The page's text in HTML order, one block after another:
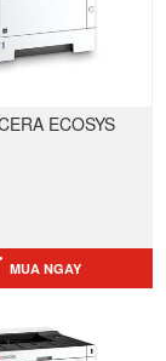
ECOSYS
MUA NGAY